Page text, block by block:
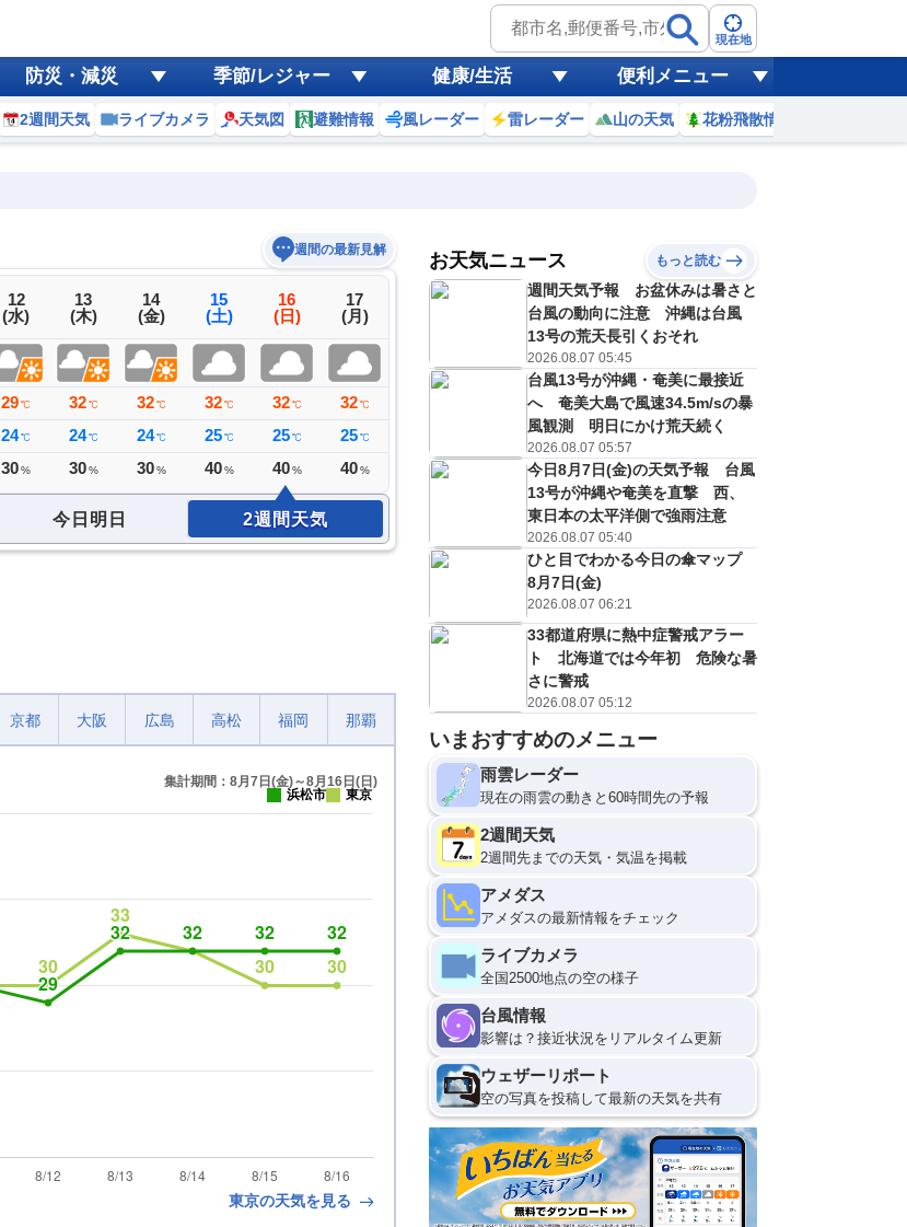
現在地
防災・減災 季節/レジャー 健康/生活 便利メニュー
2週間天気 ライブカメラ 天気図 避難情報 風レーダー 雷レーダー 山の天気 花粉飛散情報
週間の最新見解
12
(水)
29℃
24℃
30%
13
(木)
32℃
24℃
30%
14
(金)
32℃
24℃
30%
15
(土)
32 ℃
25 ℃
40 %
16
(日)
32 ℃
25 ℃
40 %
17
(月)
32 ℃
25 ℃
40 %
18
%
20
(木)
E
32℃
25℃
40%
21
(金)
D
30 ℃
25 ℃
30%
予報の
信頼度
高
A
B
C
D
E
低
今日明日 2週間天気
京都 大阪 広島 高松 福岡 那覇
集計期間：8月7日(金)～8月16日(日)
浜松市
東京
東京の天気を見る
お天気ニュース もっと読む
週間天気予報 お盆休みは暑さと
台風の動向に注意 沖縄は台風
13号の荒天長引くおそれ
2026.08.07 05:45
台風13号が沖縄・奄美に最接近
へ 奄美大島で風速34.5m/sの暴
風観測 明日にかけ荒天続く
2026.08.07 05:57
今日8月7日(金)の天気予報 台風
13号が沖縄や奄美を直撃 西、
東日本の太平洋側で強雨注意
2026.08.07 05:40
ひと目でわかる今日の傘マップ
8月7日(金)
2026.08.07 06:21
33都道府県に熱中症警戒アラー
ト 北海道では今年初 危険な暑
さに警戒
2026.08.07 05:12
いまおすすめのメニュー
雨雲レーダー
現在の雨雲の動きと60時間先の予報
2週間天気
2週間先までの天気・気温を掲載
アメダス
アメダスの最新情報をチェック
ライブカメラ
全国2500地点の空の様子
台風情報
影響は？接近状況をリアルタイム更新
ウェザーリポート
空の写真を投稿して最新の天気を共有